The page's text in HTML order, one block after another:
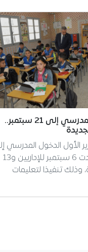
تأجيل الدخول المدرسي إلى 21 سبتمبر..
الأول الدخول المدرسي
21 سبتمبر، وحددت 6 سبتمبر للإداريين و13
وذلك تنفيذا لتعليمات